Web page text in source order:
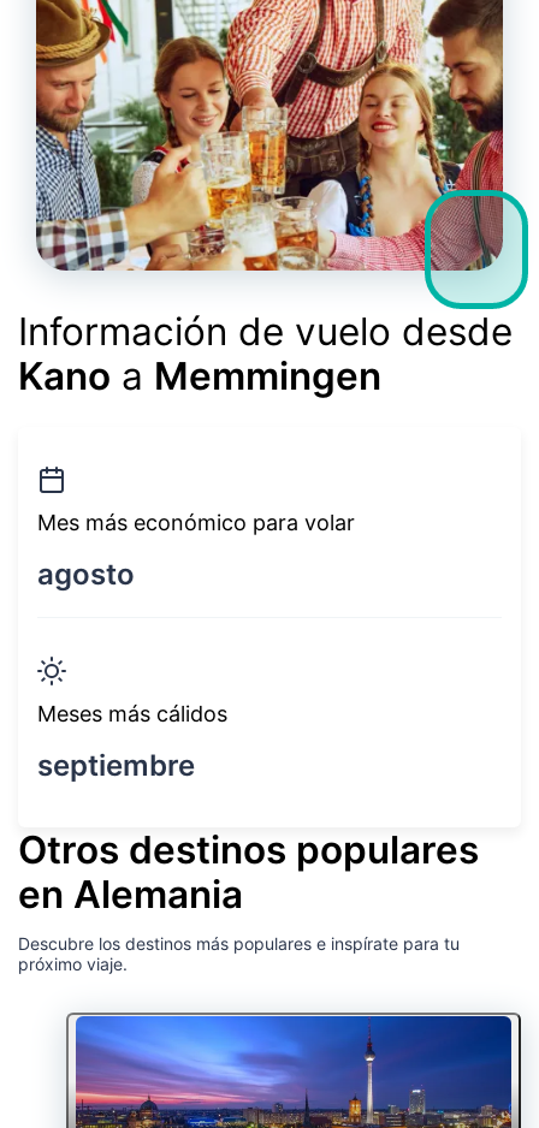
Información de vuelo desde
Kano a Memmingen
Mes más económico para volar
agosto
Meses más cálidos
septiembre
Otros destinos populares
en Alemania
Descubre los destinos más populares e inspírate para tu
próximo viaje.